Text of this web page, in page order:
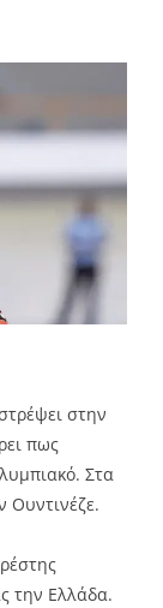
στην
πως
Στα
Ουντινέζε.
την Ελλάδα.